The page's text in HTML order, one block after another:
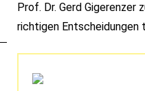
Prof. Dr. Gerd Gigerenzer
richtigen Entscheidungen